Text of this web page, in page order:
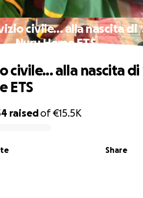
civile... alla nascita di
Nuru Home ETS
raisedof€15.5K
Share
civile... alla nascita di
ETS